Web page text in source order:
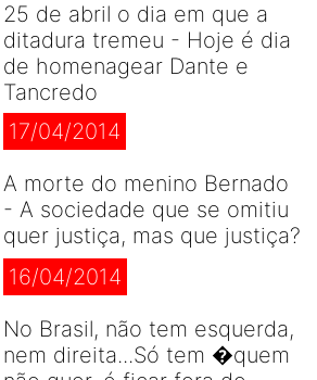
25 de abril o dia em que a
ditadura tremeu - Hoje é dia
de homenagear Dante e
Tancredo
17/04/2014
A morte do menino Bernado
- A sociedade que se omitiu
quer justiça, mas que justiça?
16/04/2014
No Brasil, não tem esquerda,
nem direita...Só tem �quem